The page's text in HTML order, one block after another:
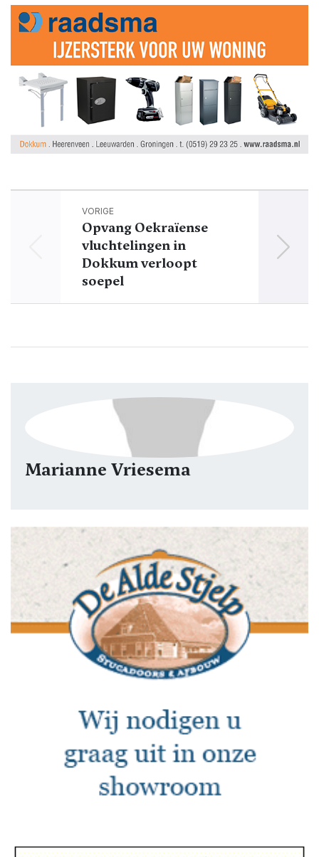
VORIGE
Opvang Oekraïense
vluchtelingen in
Dokkum verloopt
soepel
Marianne Vriesema